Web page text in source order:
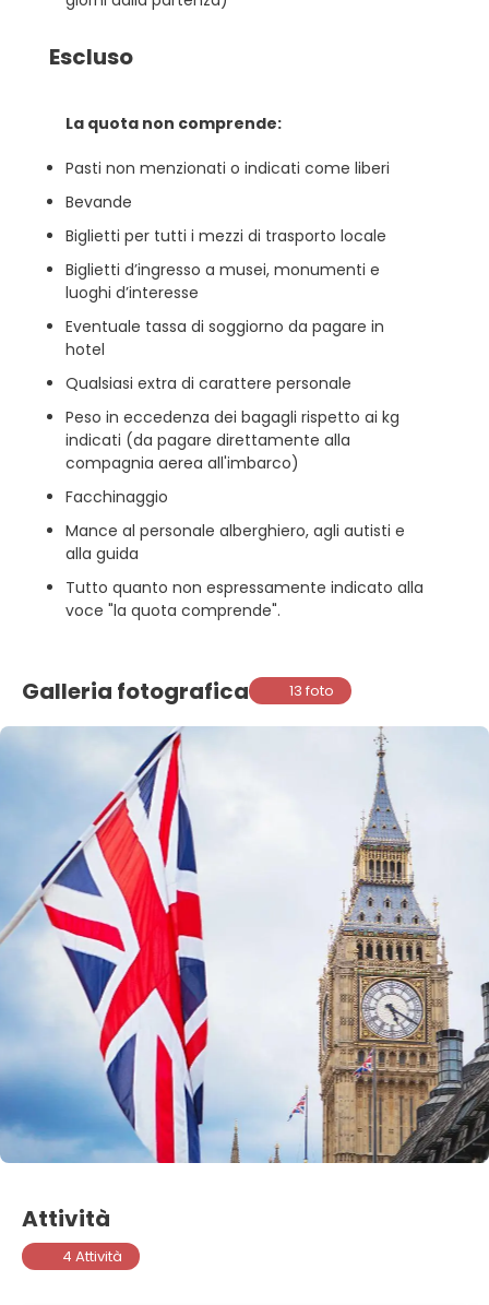
Escluso
La quota non comprende:
Pasti non menzionati o indicati come liberi
Bevande
Biglietti per tutti i mezzi di trasporto locale
Biglietti d’ingresso a musei, monumenti e
luoghi d’interesse
Eventuale tassa di soggiorno da pagare in
hotel
Qualsiasi extra di carattere personale
Peso in eccedenza dei bagagli rispetto ai kg
indicati (da pagare direttamente alla
compagnia aerea all'imbarco)
Facchinaggio
Mance al personale alberghiero, agli autisti e
alla guida
Tutto quanto non espressamente indicato alla
voce "la quota comprende".
Galleria fotografica 13 foto
Attività
4 Attività